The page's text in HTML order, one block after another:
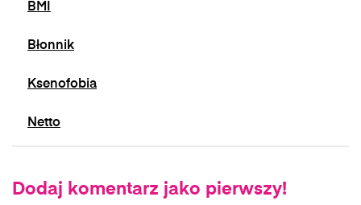
BMI
Błonnik
Ksenofobia
Netto
Dodaj komentarz jako pierwszy!